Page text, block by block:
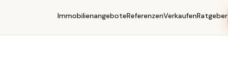
ImmobilienangeboteReferenzenVerkaufenRatgeber